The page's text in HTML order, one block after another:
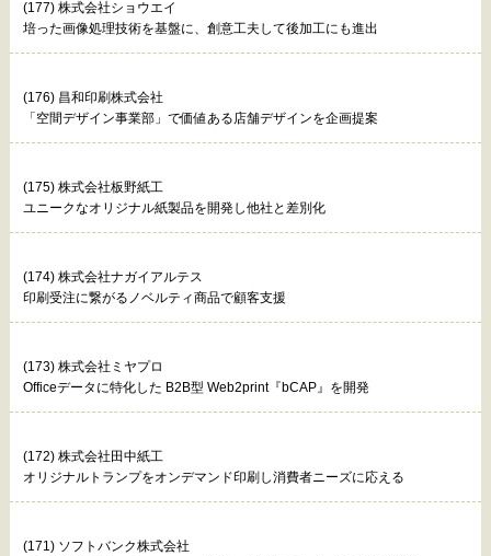
(177) 株式会社ショウエイ
培った画像処理技術を基盤に、創意工夫して後加工にも進出
(176) 昌和印刷株式会社
「空間デザイン事業部」で価値ある店舗デザインを企画提案
(175) 株式会社板野紙工
ユニークなオリジナル紙製品を開発し他社と差別化
(174) 株式会社ナガイアルテス
印刷受注に繋がるノベルティ商品で顧客支援
(173) 株式会社ミヤプロ
Officeデータに特化した B2B型 Web2print『bCAP』を開発
(172) 株式会社田中紙工
オリジナルトランプをオンデマンド印刷し消費者ニーズに応える
(171) ソフトバンク株式会社